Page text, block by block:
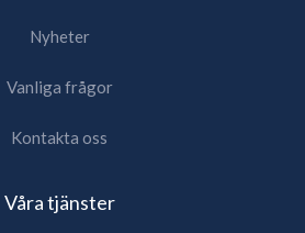
Nyheter
Vanliga frågor
Kontakta oss
Våra tjänster